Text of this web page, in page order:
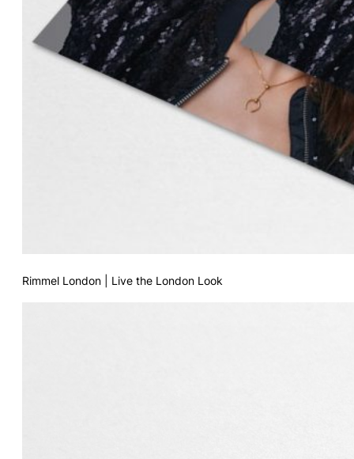
Rimmel London | Live the London Look